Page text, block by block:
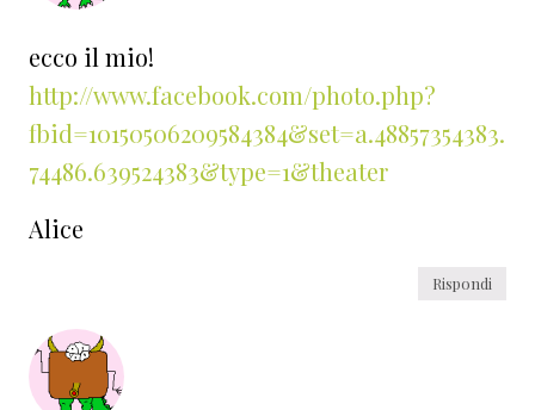
ecco il mio!
http://www.facebook.com/photo.php?
fbid=10150506209584384&set=a.48857354383.
74486.639524383&type=1&theater
Alice
Rispondi